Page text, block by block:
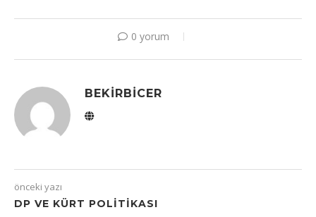
0 yorum
BEKIRBICER
önceki yazı
DP VE KÜRT POLITIKASI